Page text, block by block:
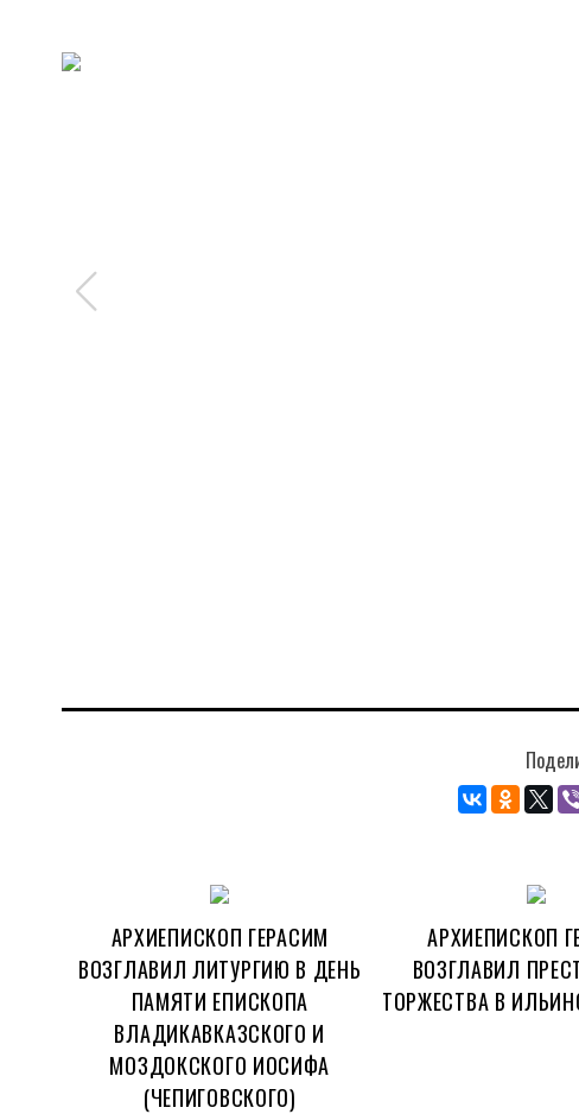
АРХИЕПИСКОП ГЕРАСИМ
ВОЗГЛАВИЛ ЛИТУРГИЮ В ДЕНЬ
ПАМЯТИ ЕПИСКОПА
ВЛАДИКАВКАЗСКОГО И
МОЗДОКСКОГО ИОСИФА
(ЧЕПИГОВСКОГО)
АРХИЕПИСКОП
ВОЗГЛАВИЛ
ТОРЖЕСТВА В